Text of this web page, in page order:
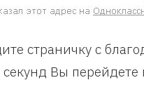
страничку с
Вы перейдете